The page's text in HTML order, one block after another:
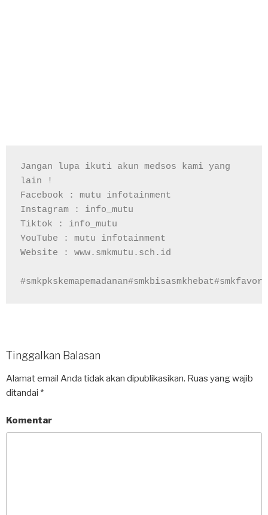
Jangan lupa ikuti akun medsos kami yang
lain !
Facebook : mutu infotainment
Instagram : info_mutu
Tiktok : info_mutu
YouTube : mutu infotainment
Website : www.smkmutu.sch.id
Tinggalkan Balasan
Alamat email Anda tidak akan dipublikasikan. Ruas yang wajib
ditandai *
Komentar